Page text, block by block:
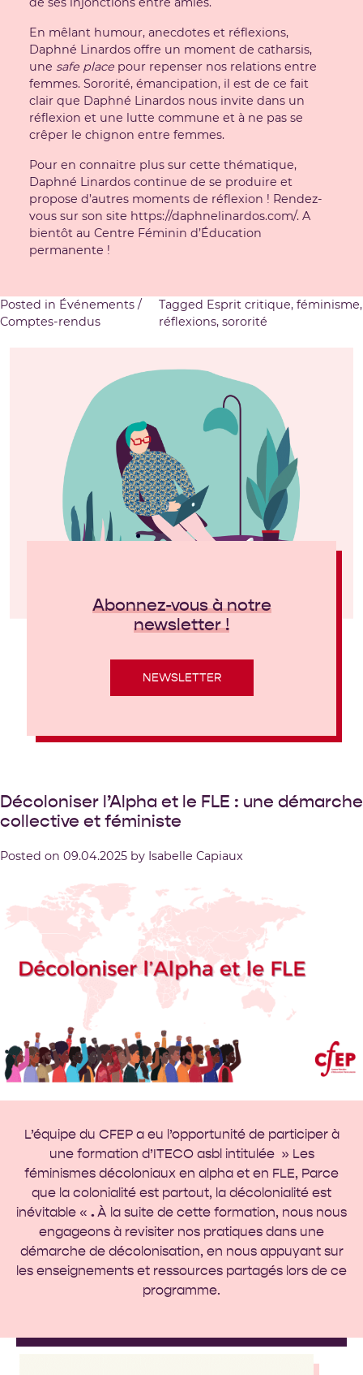
En mêlant humour, anecdotes et réflexions,
Daphné Linardos offre un moment de catharsis,
une safe placepour repenser nos relations entre
femmes. Sororité, émancipation, il est de ce fait
clair que Daphné Linardos nous invite dans un
réflexion et une lutte commune et à ne pas se
crêper le chignon entre femmes.
Pour en connaitre plus sur cette thématique,
Daphné Linardos continue de se produire et
propose d’autres moments de réflexion ! Rendez-
vous sur son site https://daphnelinardos.com/. A
bientôt au Centre Féminin d’Éducation
permanente !
Posted in Événements /
Comptes-rendus
Tagged Esprit critique,féminisme,
réflexions,sororité
Abonnez-vous à notre
newsletter !
NEWSLETTER
Décoloniser l’Alpha et le FLE : une démarche
collective et féministe
Posted on 09.04.2025 by Isabelle Capiaux
L’équipe du CFEP a eu l’opportunité de participer à
une formation d’ITECO asblintitulée » Les
féminismes décoloniaux en alpha et en FLE, Parce
que la colonialité est partout, la décolonialité est
inévitable « .À la suite de cette formation, nous nous
engageons à revisiter nos pratiques dans une
démarche de décolonisation, en nous appuyant sur
les enseignements et ressources partagés lors de ce
programme.